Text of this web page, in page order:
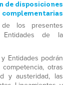
de disposiciones
complementarias
los presentes
Entidades de la
Entidades podrán
otras
y austeridad, las